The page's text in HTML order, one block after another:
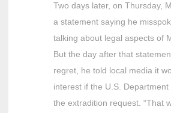
Two days later, on Thursday,
a statement saying he
talking about legal aspects of
But the day after that
regret, he told local media it
interest if the U.S.
the extradition request. “That